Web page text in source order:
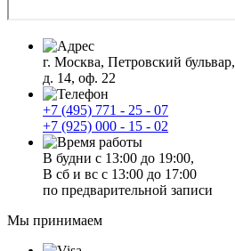
г. Москва, Петровский бульвар,
д. 14, оф. 22
+7 (495) 771 - 25 - 07
+7 (925) 000 - 15 - 02
В будни с 13:00 до 19:00,
В сб и вс с 13:00 до 17:00
по предварительной записи
Мы принимаем